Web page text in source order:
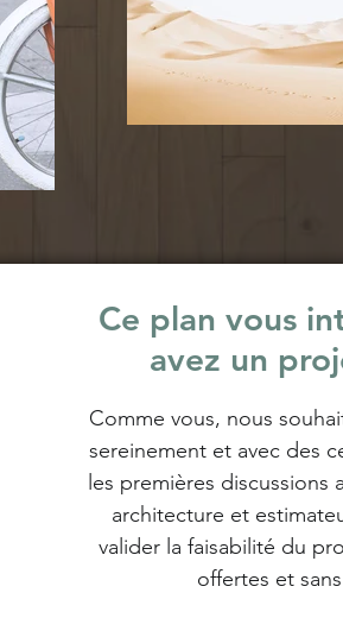
Ce plan vous
avez un
Comme vous, nous
sereinement et avec des
les premières
architecture et
valider la faisabilité du
offertes et